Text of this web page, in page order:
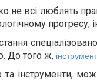
не всі люблять
прогресу,
До того ж,
інструменти,